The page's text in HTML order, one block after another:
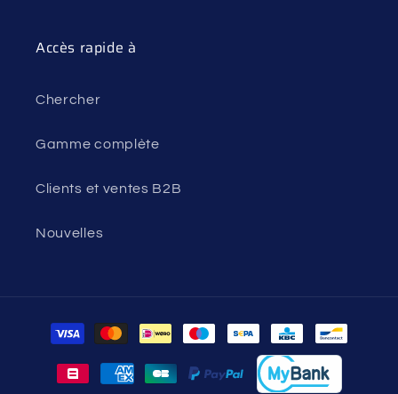
Accès rapide à
Chercher
Gamme complète
Clients et ventes B2B
Nouvelles
Moyens
paiement